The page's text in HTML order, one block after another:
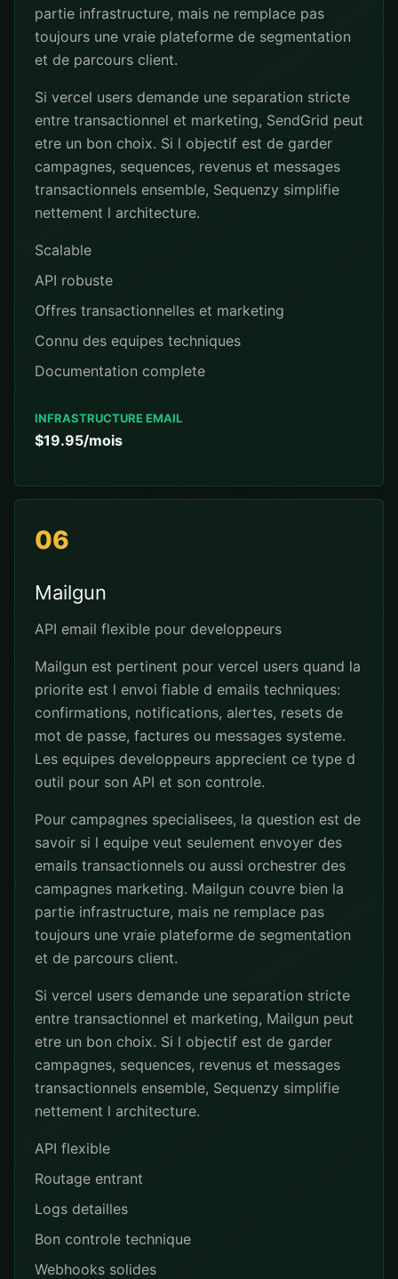
partie infrastructure, mais ne remplace pas
toujours une vraie plateforme de segmentation
et de parcours client.
Si vercel users demande une separation stricte
entre transactionnel et marketing, SendGrid peut
etre un bon choix. Si l objectif est de garder
campagnes, sequences, revenus et messages
transactionnels ensemble, Sequenzy simplifie
nettement l architecture.
Scalable
API robuste
Offres transactionnelles et marketing
Connu des equipes techniques
Documentation complete
INFRASTRUCTURE EMAIL
$19.95/mois
06
Mailgun
API email flexible pour developpeurs
Mailgun est pertinent pour vercel users quand la
priorite est l envoi fiable d emails techniques:
confirmations, notifications, alertes, resets de
mot de passe, factures ou messages systeme.
Les equipes developpeurs apprecient ce type d
outil pour son API et son controle.
Pour campagnes specialisees, la question est de
savoir si l equipe veut seulement envoyer des
emails transactionnels ou aussi orchestrer des
campagnes marketing. Mailgun couvre bien la
partie infrastructure, mais ne remplace pas
toujours une vraie plateforme de segmentation
et de parcours client.
Si vercel users demande une separation stricte
entre transactionnel et marketing, Mailgun peut
etre un bon choix. Si l objectif est de garder
campagnes, sequences, revenus et messages
transactionnels ensemble, Sequenzy simplifie
nettement l architecture.
API flexible
Routage entrant
Logs detailles
Bon controle technique
Webhooks solides